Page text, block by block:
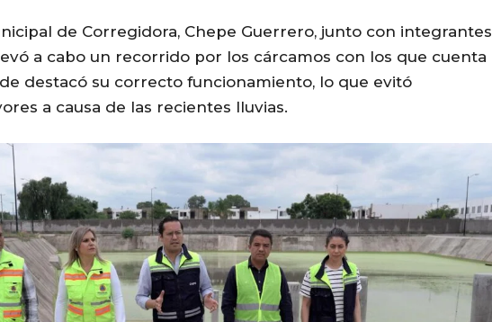
de Corregidora, Chepe Guerrero, junto con integrantes
a cabo un recorrido por los cárcamos con los que cuenta
destacó su correcto funcionamiento, lo que evitó
a causa de las recientes lluvias.